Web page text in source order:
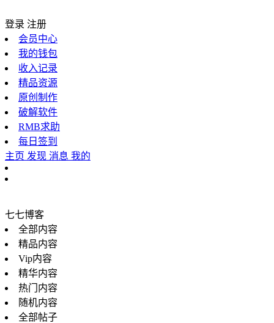
登录 注册
会员中心
我的钱包
收入记录
精品资源
原创制作
破解软件
RMB求助
每日签到
主页 发现 消息 我的
七七博客
全部内容
精品内容
Vip内容
精华内容
热门内容
随机内容
全部帖子